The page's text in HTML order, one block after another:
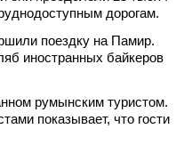
дорогам.
поездку на Памир.
иностранных байкеров
румынским туристом.
показывает, что гости